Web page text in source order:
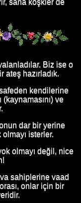
sana köşkler de
Biz ise o
ateş hazırladık.
kendilerine
(kaynamasını) ve
dar bir yerine
olmayı isterler.
olmayı değil, nice
sahiplerine vaad
onlar için bir